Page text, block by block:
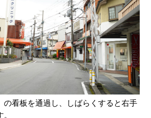
の看板を通過し、しばらくすると右手